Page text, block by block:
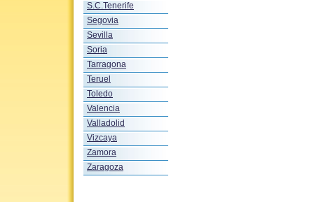
S.C.Tenerife
Segovia
Sevilla
Soria
Tarragona
Teruel
Toledo
Valencia
Valladolid
Vizcaya
Zamora
Zaragoza